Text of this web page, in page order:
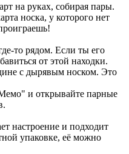
на руках, собирая пары.
носка, у которого нет
то рядом. Если ты его
от этой находки.
с дырявым носком. Это
и открывайте парные
настроение и подходит
упаковке, её можно